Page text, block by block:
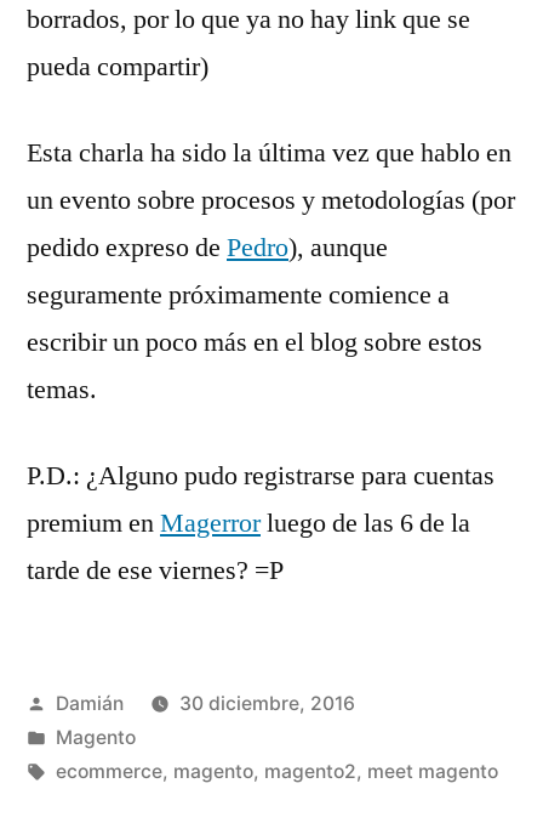
borrados, por lo que ya no hay link que se
pueda compartir)
Esta charla ha sido la última vez que hablo en
un evento sobre procesos y metodologías (por
pedido expreso de Pedro), aunque
seguramente próximamente comience a
escribir un poco más en el blog sobre estos
temas.
P.D.: ¿Alguno pudo registrarse para cuentas
premium enMagerrorluego de las 6 de la
tarde de ese viernes? =P
Publicado
por
Damián
30 diciembre, 2016
Publicado
en
Magento
Etiquetas:
ecommerce, magento, magento2, meet magento